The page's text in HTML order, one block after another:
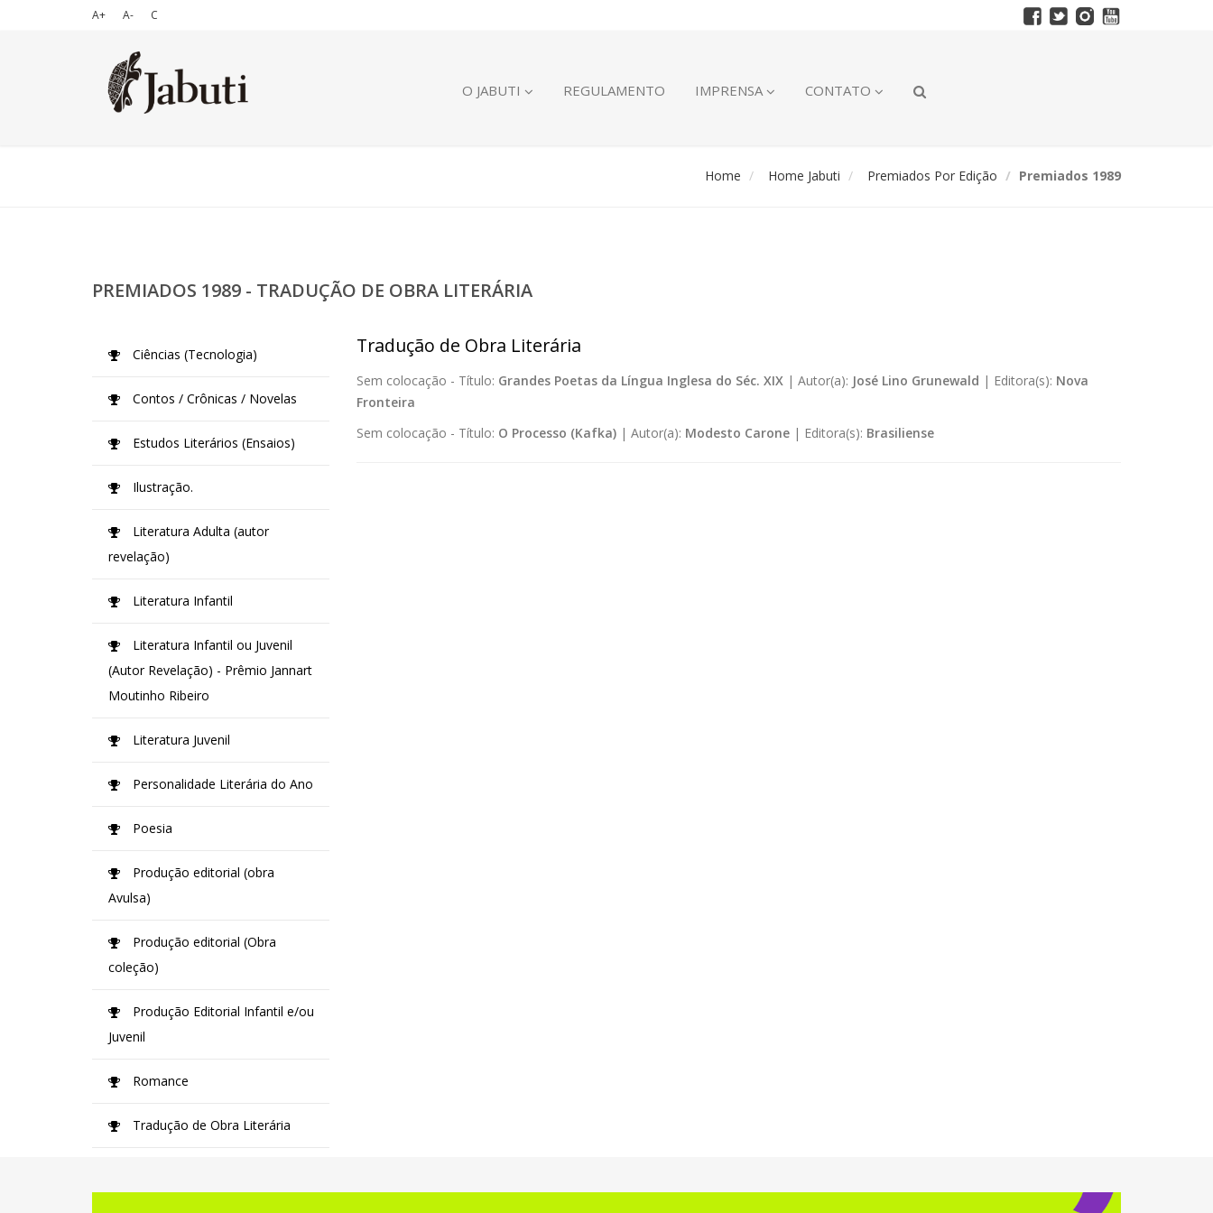
A+ A- C
O JABUTI REGULAMENTO IMPRENSA CONTATO
Home Home Jabuti Premiados Por Edição Premiados 1989
PREMIADOS 1989 - TRADUÇÃO DE OBRA LITERÁRIA
Tradução de Obra Literária
Sem colocação - Título: Grandes Poetas da Língua Inglesa do Séc. XIX | Autor(a): José Lino Grunewald | Editora(s): Nova
Fronteira
Sem colocação - Título: O Processo (Kafka)| Autor(a): Modesto Carone| Editora(s): Brasiliense
Ciências (Tecnologia)
Contos / Crônicas / Novelas
Estudos Literários (Ensaios)
Ilustração.
Literatura Adulta (autor
revelação)
Literatura Infantil
Literatura Infantil ou Juvenil
(Autor Revelação) - Prêmio Jannart
Moutinho Ribeiro
Literatura Juvenil
Personalidade Literária do Ano
Poesia
Produção editorial (obra
Avulsa)
Produção editorial (Obra
coleção)
Produção Editorial Infantil e/ou
Juvenil
Romance
Tradução de Obra Literária